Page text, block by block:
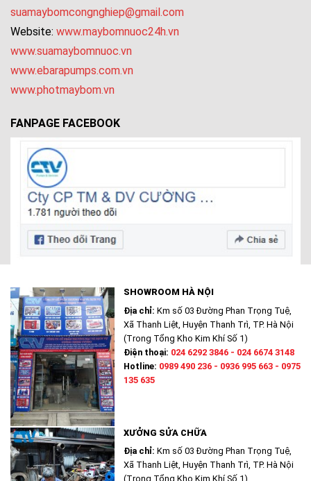
suamaybomcongnghiep@gmail.com
Website: www.maybomnuoc24h.vn
www.suamaybomnuoc.vn
www.ebarapumps.com.vn
www.photmaybom.vn
FANPAGE FACEBOOK
SHOWROOM HÀ NỘI
Địa chỉ: Km số 03 Đường Phan Trọng Tuệ,
Xã Thanh Liệt, Huyện Thanh Trì, TP. Hà Nội
(Trong Tổng Kho Kim Khí Số 1)
Điện thoại: 024 6292 3846 - 024 6674 3148
Hotline: 0989 490 236 - 0936 995 663 - 0975
135 635
XƯỞNG SỬA CHỮA
Địa chỉ: Km số 03 Đường Phan Trọng Tuệ,
Xã Thanh Liệt, Huyện Thanh Trì, TP. Hà Nội
(Trong Tổng Kho Kim Khí Số 1)